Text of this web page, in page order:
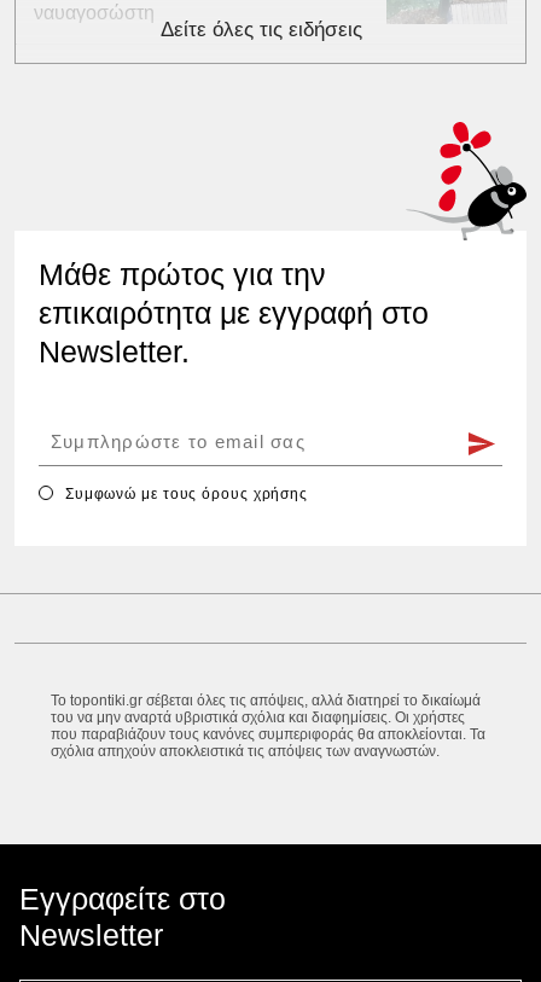
ναυαγοσώστη
Δείτε όλες τις ειδήσεις
Μάθε πρώτος για την
επικαιρότητα με εγγραφή στο
Newsletter.
Συμφωνώ με τουςόρους χρήσης
Το topontiki.gr σέβεται όλες τις απόψεις, αλλά διατηρεί το δικαίωμά
του να μην αναρτά υβριστικά σχόλια και διαφημίσεις. Οι χρήστες
που παραβιάζουν τους κανόνες συμπεριφοράς θα αποκλείονται. Τα
σχόλια απηχούν αποκλειστικά τις απόψεις των αναγνωστών.
Εγγραφείτε στο
Newsletter